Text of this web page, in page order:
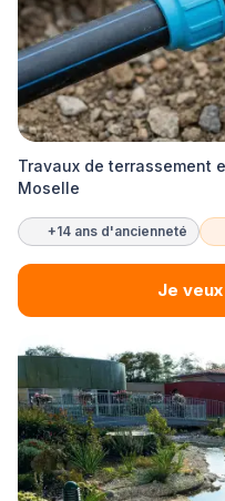
Travaux de terrassement
Moselle
+14 ans d'ancienneté
Je